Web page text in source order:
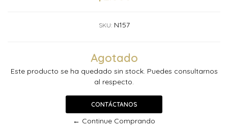
SKU: N157
Agotado
Este producto se ha quedado sin stock. Puedes consultarnos
al respecto.
CONTÁCTANOS
← Continue Comprando